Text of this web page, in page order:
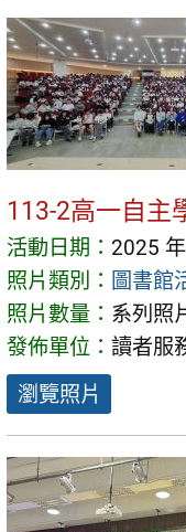
113-2高一自主
活動日期： 2025
照片類別： 圖書館
照片數量： 系列照
發佈單位： 讀者服
瀏覽照片